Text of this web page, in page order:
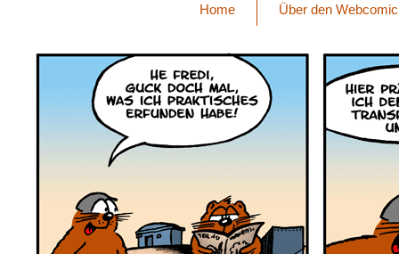
Home Über den Webcomic